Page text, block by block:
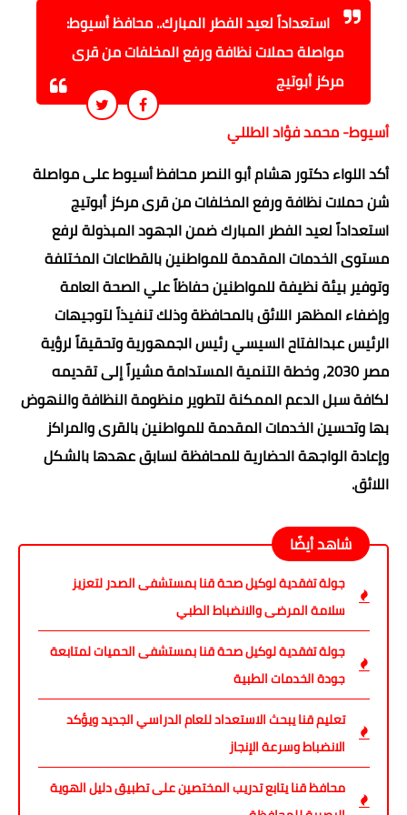
استعداداً لعيد الفطر المبارك.. محافظ أسيوط:
مواصلة حملات نظافة ورفع المخلفات من قرى
مركز أبوتيج
أسيوط- محمد فؤاد الطللي
أكد اللواء دكتور هشام أبو النصر محافظ أسيوط على مواصلة
شن حملات نظافة ورفع المخلفات من قرى مركز أبوتيج
استعداداً لعيد الفطر المبارك ضمن الجهود المبذولة لرفع
مستوى الخدمات المقدمة للمواطنين بالقطاعات المختلفة
وتوفير بيئة نظيفة للمواطنين حفاظاً علي الصحة العامة
وإضفاء المظهر اللائق بالمحافظة وذلك تنفيذاً لتوجيهات
الرئيس عبدالفتاح السيسي رئيس الجمهورية وتحقيقاً لرؤية
مصر 2030، وخطة التنمية المستدامة مشيراً إلى تقديمه
لكافة سبل الدعم الممكنة لتطوير منظومة النظافة والنهوض
بها وتحسين الخدمات المقدمة للمواطنين بالقرى والمراكز
وإعادة الواجهة الحضارية للمحافظة لسابق عهدها بالشكل
اللائق.
شاهد أيضًا
جولة تفقدية لوكيل صحة قنا بمستشفى الصدر لتعزيز
سلامة المرضى والانضباط الطبي
جولة تفقدية لوكيل صحة قنا بمستشفى الحميات لمتابعة
جودة الخدمات الطبية
تعليم قنا يبحث الاستعداد للعام الدراسي الجديد ويؤكد
الانضباط وسرعة الإنجاز
محافظ قنا يتابع تدريب المختصين على تطبيق دليل الهوية